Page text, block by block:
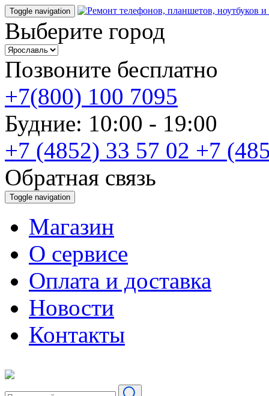
Toggle navigation
Выберите город
Позвоните бесплатно
+7(800) 100 7095
Будние: 10:00 - 19:00
+7 (4852) 33 57 02 +7
Обратная связь
Toggle navigation
Магазин
О cервисе
Оплата и доставка
Новости
Контакты